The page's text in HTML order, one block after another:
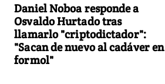
Daniel Noboa responde a
Osvaldo Hurtado tras
llamarlo "criptodictador":
"Sacan de nuevo al cadáver en
formol"